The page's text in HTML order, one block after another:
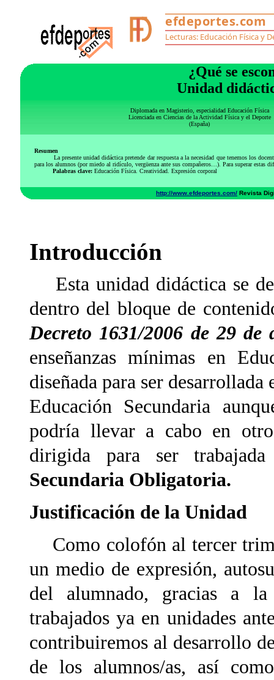
¿Qué se
Unidad
Diplomada en Magisterio, especialidad Educación Física
Licenciada en Ciencias de la Actividad Física y el Deporte
(España)
Resumen
La presente unidad didáctica pretende dar respuesta a la necesidad que tenemos los
para los alumnos (por miedo al ridículo, vergüenza ante sus compañeros…). Para superar estas
Palabras clave:Educación Física. Creatividad. Expresión corporal
http://www.efdeportes.com/ Revista
Introducción
Esta unidad didáctica se
dentro del bloque de
Decreto 1631/2006 de 29 de
enseñanzas mínimas en
diseñada para ser
Educación Secundaria
podría llevar a cabo en
dirigida para ser
Secundaria Obligatoria.
Justificación de la Unidad
Como colofón al tercer
un medio de expresión,
del alumnado, gracias a
trabajados ya en unidades
contribuiremos al desarrollo
de los alumnos/as, así